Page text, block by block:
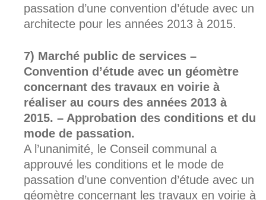
passation d’une convention d’étude avec un
architecte pour les années 2013 à 2015.
Marché public de services –
Convention d’étude avec un géomètre
concernant des travaux en voirie à
réaliser au cours des années 2013 à
2015. – Approbation des conditions et du
mode de passation.
A l’unanimité, le Conseil communal a
approuvé les conditions et le mode de
passation d’une convention d’étude avec un
géomètre concernant les travaux en voirie à